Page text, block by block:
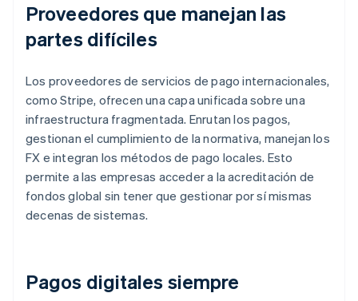
Proveedores que manejan las
partes difíciles
Los proveedores de servicios de pago internacionales,
como Stripe, ofrecen una capa unificada sobre una
infraestructura fragmentada. Enrutan los pagos,
gestionan el cumplimiento de la normativa, manejan los
FX e integran los métodos de pago locales. Esto
permite a las empresas acceder a la acreditación de
fondos global sin tener que gestionar por sí mismas
decenas de sistemas.
Pagos digitales siempre